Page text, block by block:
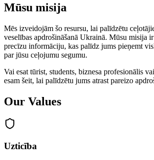
Mūsu misija
Mēs izveidojām šo resursu, lai palīdzētu
veselības apdrošināšanā Ukrainā. Mūsu misija
precīzu informāciju, kas palīdz jums pieņemt
par jūsu ceļojumu segumu.
Vai esat tūrist, students, biznesa profesionālis
esam šeit, lai palīdzētu jums atrast pareizo
Our Values
Uzticība